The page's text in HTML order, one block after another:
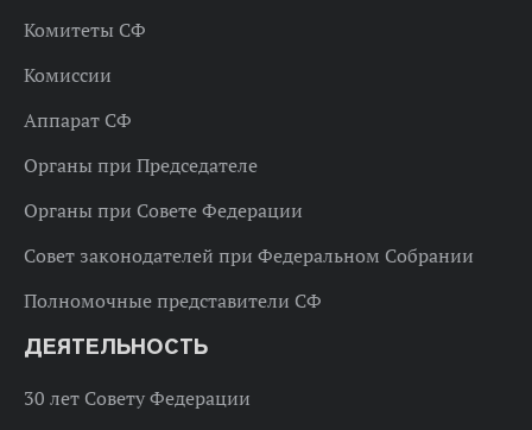
Комитеты СФ
Комиссии
Аппарат СФ
Органы при Председателе
Органы при Совете Федерации
Совет законодателей при Федеральном Собрании
Полномочные представители СФ
ДЕЯТЕЛЬНОСТЬ
30 лет Совету Федерации